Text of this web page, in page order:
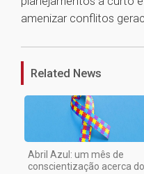
amenizar conflitos
Related News
Abril Azul: um mês de
conscientização acerca do